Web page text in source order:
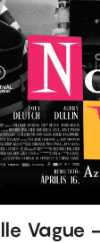
Vague